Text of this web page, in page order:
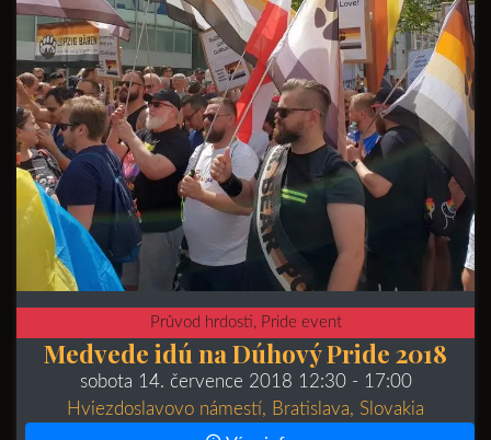
Průvod hrdosti, Pride event
Medvede idú na Dúhový Pride 2018
sobota 14. července 2018 12:30- 17:00
Hviezdoslavovo námestí, Bratislava, Slovakia